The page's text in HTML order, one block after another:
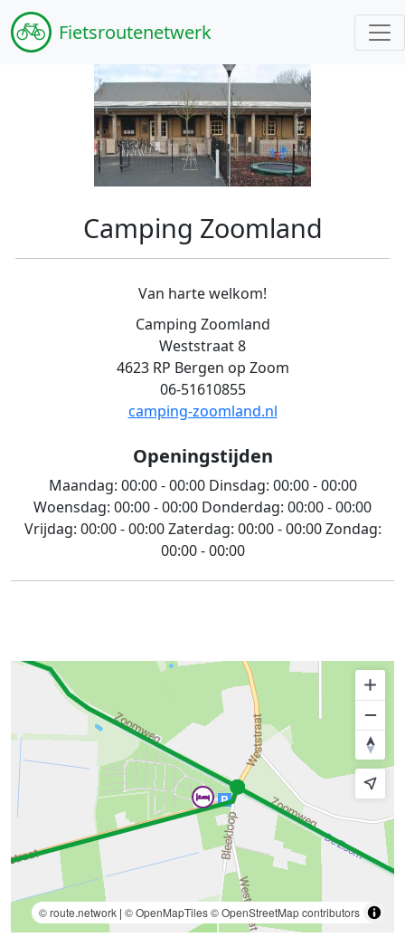
Fietsroutenetwerk
Camping Zoomland
Van harte welkom!
Camping Zoomland
Weststraat 8
4623 RP Bergen op Zoom
06-51610855
camping-zoomland.nl
Openingstijden
Maandag: 00:00 - 00:00Dinsdag: 00:00 - 00:00
Woensdag: 00:00 - 00:00 Donderdag: 00:00 - 00:00
Vrijdag: 00:00 - 00:00Zaterdag: 00:00 - 00:00Zondag:
00:00 - 00:00
© route.network | © OpenMapTiles© OpenStreetMap contributors